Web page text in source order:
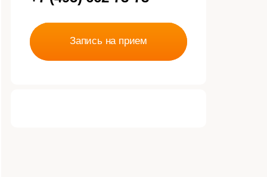
Запись на прием